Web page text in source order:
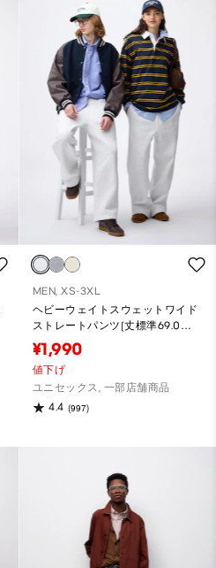
MEN, XS-3XL
ヘビーウェイトスウェットワイド
ストレートパンツ(丈標準69.0～
73.0cm)
¥1,990
値下げ
ユニセックス, 一部店舗商品
4.4 (997)